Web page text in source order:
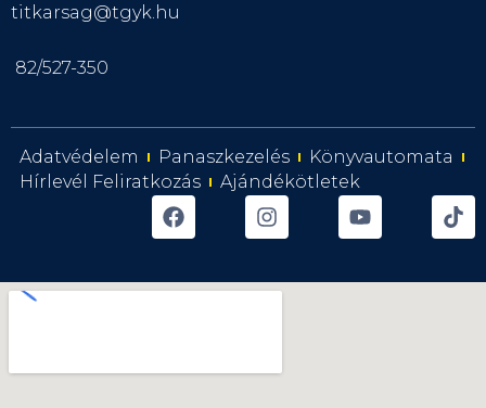
titkarsag@tgyk.hu
82/527-350
Adatvédelem Panaszkezelés
Könyvautomata
Hírlevél Feliratkozás
Ajándékötletek